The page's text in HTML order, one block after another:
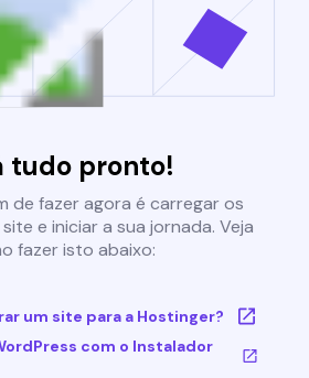
tudo pronto!
de fazer agora é carregar os
e iniciar a sua jornada. Veja
fazer isto abaixo:
um site para a Hostinger?
com o Instalador